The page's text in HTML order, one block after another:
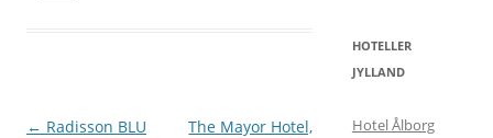
Indlægsnavigation
← Radisson BLU
The Mayor Hotel,
HOTELLER
JYLLAND
Hotel Ålborg